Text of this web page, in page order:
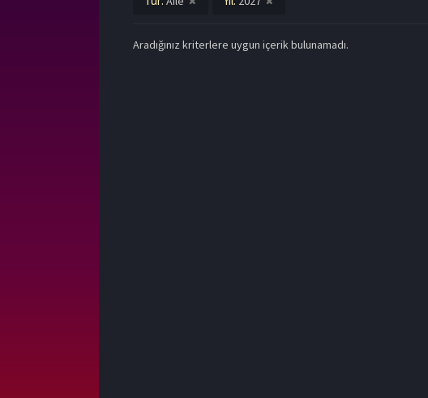
Aradığınız kriterlere uygun içerik bulunamadı.